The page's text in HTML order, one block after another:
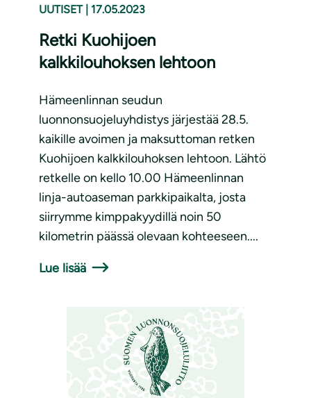
UUTISET 17.05.2023
Retki Kuohijoen
kalkkilouhoksen lehtoon
Hämeenlinnan seudun
luonnonsuojeluyhdistys järjestää 28.5.
kaikille avoimen ja maksuttoman retken
Kuohijoen kalkkilouhoksen lehtoon. Lähtö
retkelle on kello 10.00 Hämeenlinnan
linja-autoaseman parkkipaikalta, josta
siirrymme kimppakyydillä noin 50
kilometrin päässä olevaan kohteeseen....
Lue lisää